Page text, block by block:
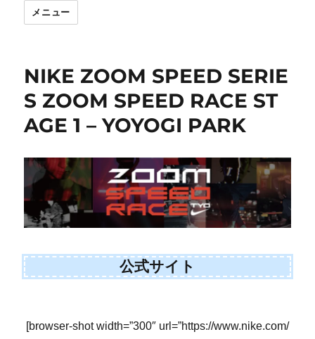
メニュー
NIKE ZOOM SPEED SERIE
S ZOOM SPEED RACE ST
AGE 1 – YOYOGI PARK
公式サイト
[browser-shot width=”300″ url=”https://www.nike.com/